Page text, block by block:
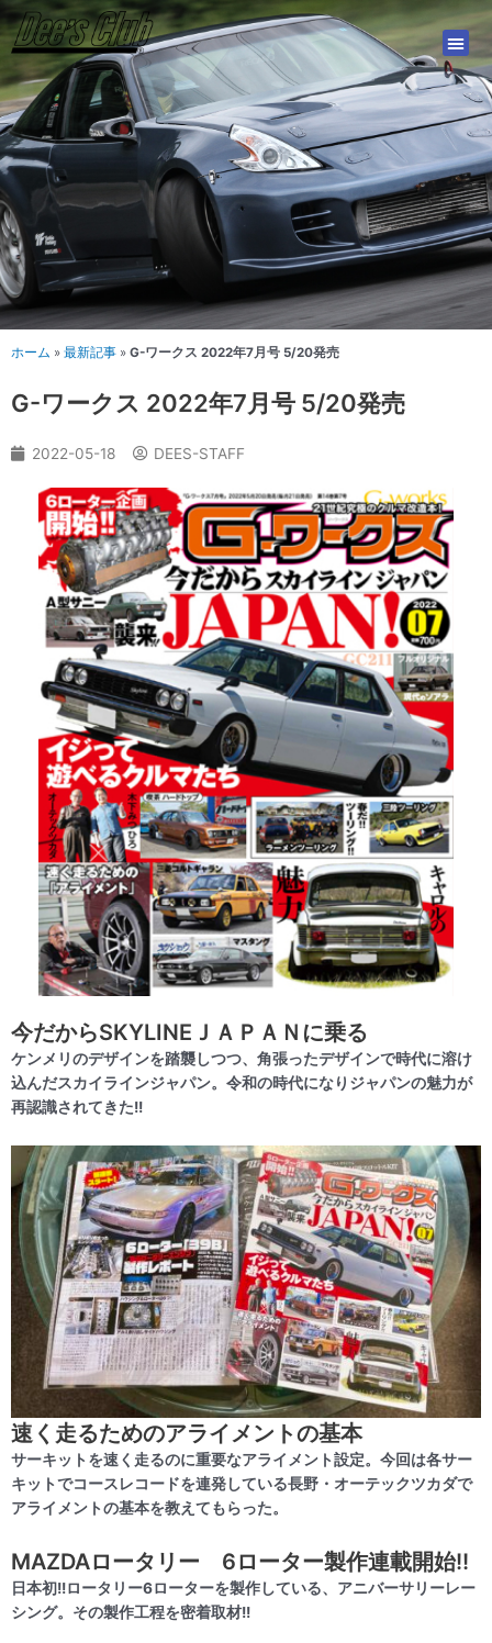
内
容
を
ス
キ
ッ
プ
ホーム » 最新記事 » G-ワークス 2022年7月号 5/20発売
G-ワークス 2022年7月号 5/20発売
2022-05-18 DEES-STAFF
今だからSKYLINEＪＡＰＡＮに乗る
ケンメリのデザインを踏襲しつつ、角張ったデザインで時代に溶け
込んだスカイラインジャパン。令和の時代になりジャパンの魅力が
再認識されてきた!!
速く走るためのアライメントの基本
サーキットを速く走るのに重要なアライメント設定。今回は各サー
キットでコースレコードを連発している長野・オーテックツカダで
アライメントの基本を教えてもらった。
MAZDAロータリー 6ローター製作連載開始!!
日本初!!ロータリー6ローターを製作している、アニバーサリーレー
シング。その製作工程を密着取材!!